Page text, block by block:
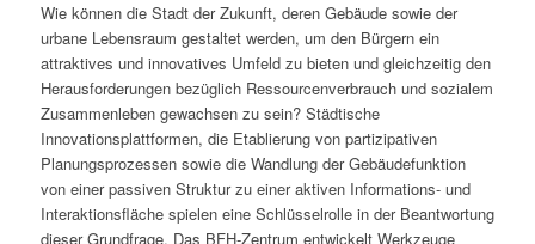
Wie können die Stadt der Zukunft, deren Gebäude sowie der
urbane Lebensraum gestaltet werden, um den Bürgern ein
attraktives und innovatives Umfeld zu bieten und gleichzeitig den
Herausforderungen bezüglich Ressourcenverbrauch und sozialem
Zusammenleben gewachsen zu sein? Städtische
Innovationsplattformen, die Etablierung von partizipativen
Planungsprozessen sowie die Wandlung der Gebäudefunktion
von einer passiven Struktur zu einer aktiven Informations- und
Interaktionsfläche spielen eine Schlüsselrolle in der Beantwortung
dieser Grundfrage. Das BFH-Zentrum entwickelt Werkzeuge